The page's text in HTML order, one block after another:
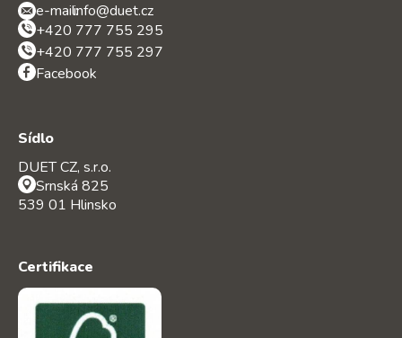
e-mail:info@duet.cz
+420 777 755 295
+420 777 755 297
Facebook
Sídlo
DUET CZ, s.r.o.
Srnská 825
539 01 Hlinsko
Certifikace